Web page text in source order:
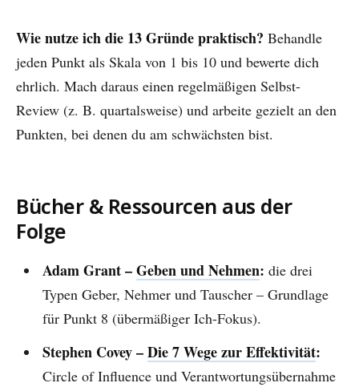
Wie nutze ich die 13 Gründe praktisch? Behandle
jeden Punkt als Skala von 1 bis 10 und bewerte dich
ehrlich. Mach daraus einen regelmäßigen Selbst-
Review (z. B. quartalsweise) und arbeite gezielt an den
Punkten, bei denen du am schwächsten bist.
Bücher & Ressourcen aus der
Folge
Adam Grant –Geben und Nehmen: die drei
Typen Geber, Nehmer und Tauscher – Grundlage
für Punkt 8 (übermäßiger Ich-Fokus).
Stephen Covey –Die 7 Wege zur Effektivität:
Circle of Influence und Verantwortungsübernahme